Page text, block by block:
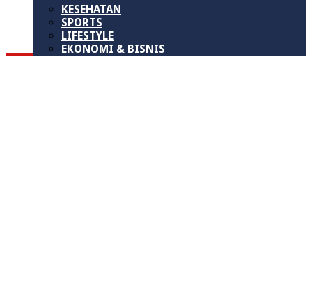
KESEHATAN
SPORTS
LIFESTYLE
EKONOMI & BISNIS